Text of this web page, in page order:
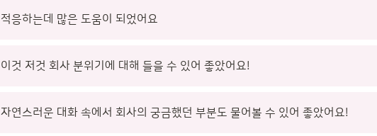
적응하는데 많은 도움이 되었어요
이것 저것 회사 분위기에 대해 들을 수 있어 좋았어요!
자연스러운 대화 속에서 회사의 궁금했던 부분도 물어볼 수 있어 좋았어요!